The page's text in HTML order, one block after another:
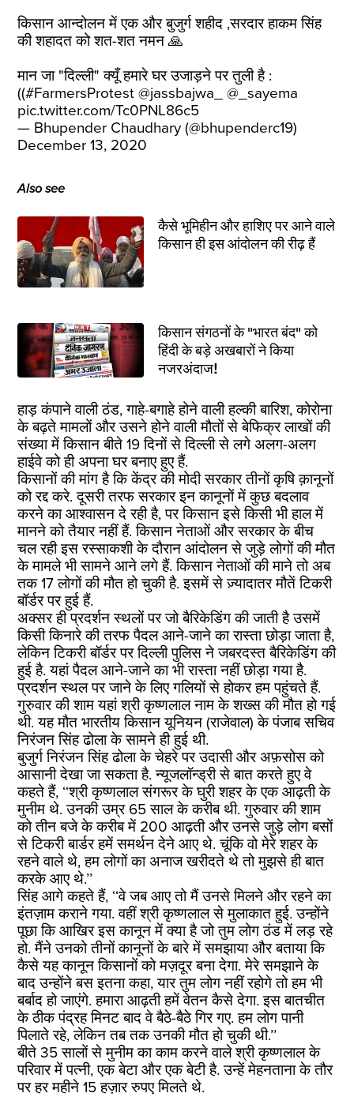
किसान आन्दोलन में एक और बुजुर्ग शहीद ,सरदार हाकम सिंह
की शहादत को शत-शत नमन 🙏
मान जा "दिल्ली" क्यूँ हमारे घर उजाड़ने पर तुली है :
((#FarmersProtest @jassbajwa_
@_sayema
pic.twitter.com/Tc0PNL86c5
— Bhupender Chaudhary (@bhupenderc19)
December 13, 2020
Also see
कैसे भूमिहीन और हाशिए पर आने वाले
किसान ही इस आंदोलन की रीढ़ हैं
किसान संगठनों के "भारत बंद" को
हिंदी के बड़े अखबारों ने किया
नजरअंदाज!
हाड़ कंपाने वाली ठंड, गाहे-बगाहे होने वाली हल्की बारिश, कोरोना
के बढ़ते मामलों और उसने होने वाली मौतों से बेफिक्र लाखों की
संख्या में किसान बीते 19 दिनों से दिल्ली से लगे अलग-अलग
हाईवे को ही अपना घर बनाए हुए हैं.
किसानों की मांग है कि केंद्र की मोदी सरकार तीनों कृषि क़ानूनों
को रद्द करे. दूसरी तरफ सरकार इन कानूनों में कुछ बदलाव
करने का आश्वासन दे रही है, पर किसान इसे किसी भी हाल में
मानने को तैयार नहीं हैं. किसान नेताओं और सरकार के बीच
चल रही इस रस्साकशी के दौरान आंदोलन से जुड़े लोगों की मौत
के मामले भी सामने आने लगे हैं. किसान नेताओं की माने तो अब
तक 17 लोगों की मौत हो चुकी है. इसमें से ज़्यादातर मौतें टिकरी
बॉर्डर पर हुई हैं.
अक्सर ही प्रदर्शन स्थलों पर जो बैरिकेडिंग की जाती है उसमें
किसी किनारे की तरफ पैदल आने-जाने का रास्ता छोड़ा जाता है,
लेकिन टिकरी बॉर्डर पर दिल्ली पुलिस ने जबरदस्त बैरिकेडिंग की
हुई है. यहां पैदल आने-जाने का भी रास्ता नहीं छोड़ा गया है.
प्रदर्शन स्थल पर जाने के लिए गलियों से होकर हम पहुंचते हैं.
गुरुवार की शाम यहां श्री कृष्णलाल नाम के शख्स की मौत हो गई
थी. यह मौत भारतीय किसान यूनियन (राजेवाल) के पंजाब सचिव
निरंजन सिंह ढोला के सामने ही हुई थी.
बुजुर्ग निरंजन सिंह ढोला के चेहरे पर उदासी और अफ़सोस को
आसानी देखा जा सकता है. न्यूजलॉन्ड्री से बात करते हुए वे
कहते हैं, ‘‘श्री कृष्णलाल संगरूर के घुरी शहर के एक आढ़ती के
मुनीम थे. उनकी उम्र 65 साल के करीब थी. गुरुवार की शाम
को तीन बजे के करीब में 200 आढ़ती और उनसे जुड़े लोग बसों
से टिकरी बार्डर हमें समर्थन देने आए थे. चूंकि वो मेरे शहर के
रहने वाले थे, हम लोगों का अनाज खरीदते थे तो मुझसे ही बात
करके आए थे.’’
सिंह आगे कहते हैं, ‘‘वे जब आए तो मैं उनसे मिलने और रहने का
इंतज़ाम कराने गया. वहीं श्री कृष्णलाल से मुलाकात हुई. उन्होंने
पूछा कि आखिर इस कानून में क्या है जो तुम लोग ठंड में लड़ रहे
हो. मैंने उनको तीनों कानूनों के बारे में समझाया और बताया कि
कैसे यह कानून किसानों को मज़दूर बना देगा. मेरे समझाने के
बाद उन्होंने बस इतना कहा, यार तुम लोग नहीं रहोगे तो हम भी
बर्बाद हो जाएंगे. हमारा आढ़ती हमें वेतन कैसे देगा. इस बातचीत
के ठीक पंद्रह मिनट बाद वे बैठे-बैठे गिर गए. हम लोग पानी
पिलाते रहे, लेकिन तब तक उनकी मौत हो चुकी थी.’’
बीते 35 सालों से मुनीम का काम करने वाले श्री कृष्णलाल के
परिवार में पत्नी, एक बेटा और एक बेटी है. उन्हें मेहनताना के तौर
पर हर महीने 15 हज़ार रुपए मिलते थे.